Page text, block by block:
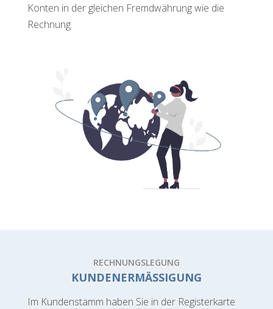
Konten in der gleichen Fremdwährung wie die
Rechnung.
RECHNUNGSLEGUNG
KUNDENERMÄSSIGUNG
Im Kundenstamm haben Sie in der Registerkarte